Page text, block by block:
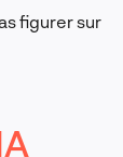
figurer sur